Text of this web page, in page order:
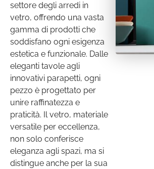
settore degli arredi in
vetro, offrendo una vasta
gamma di prodotti che
soddisfano ogni esigenza
estetica e funzionale. Dalle
eleganti tavole agli
innovativi parapetti, ogni
pezzo è progettato per
unire raffinatezza e
praticità. Il vetro, materiale
versatile per eccellenza,
non solo conferisce
eleganza agli spazi, ma si
distingue anche per la sua